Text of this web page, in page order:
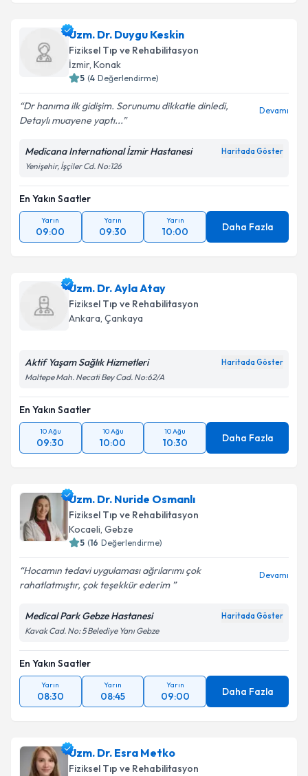
Uzm. Dr. Duygu Keskin
Fiziksel Tıp ve Rehabilitasyon
İzmir, Konak
5 (4 Değerlendirme)
Dr hanıma ilk gidişim. Sorunumu dikkatle dinledi,
Detaylı muayene yaptı...
Devamı
Medicana International İzmir Hastanesi Haritada Göster
Yenişehir, İşçiler Cd. No:126
En Yakın Saatler
Yarın
09:00
Yarın
09:30
Yarın
10:00 Daha Fazla
Uzm. Dr. Ayla Atay
Fiziksel Tıp ve Rehabilitasyon
Ankara, Çankaya
Aktif Yaşam Sağlık Hizmetleri Haritada Göster
Maltepe Mah. Necati Bey Cad. No:62/A
En Yakın Saatler
10 Ağu
09:30
10 Ağu
10:00
10 Ağu
10:30 Daha Fazla
Uzm. Dr. Nuride Osmanlı
Fiziksel Tıp ve Rehabilitasyon
Kocaeli, Gebze
5 (16 Değerlendirme)
Hocamın tedavi uygulaması ağrılarımı çok
rahatlatmıştır, çok teşekkür ederim ️
Devamı
Medical Park Gebze Hastanesi Haritada Göster
Kavak Cad. No: 5 Belediye Yanı Gebze
En Yakın Saatler
Yarın
08:30
Yarın
08:45
Yarın
09:00 Daha Fazla
Uzm. Dr. Esra Metko
Fiziksel Tıp ve Rehabilitasyon